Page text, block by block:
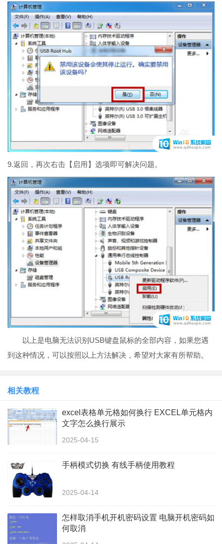
9.返回，再次右击【启用】选项即可解决问题。
以上是电脑无法识别USB键盘鼠标的全部内容，如果您遇
到这种情况，可以按照以上方法解决，希望对大家有所帮助。
相关教程
excel表格单元格如何换行 EXCEL单元格内
文字怎么换行展示
2025-04-15
手柄模式切换 有线手柄使用教程
2025-04-14
怎样取消手机开机密码设置 电脑开机密码如
何取消